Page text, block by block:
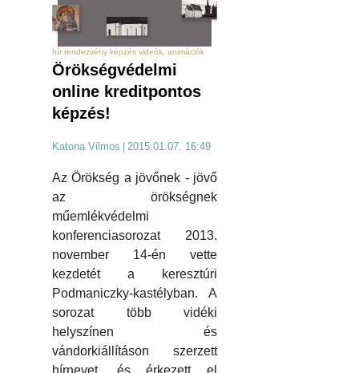
hír rendezvény képzés videók, animációk
Örökségvédelmi
online kreditpontos
képzés!
Katona Vilmos 2015.01.07. 16:49
Az Örökség a jövőnek - jövő
az örökségnek
műemlékvédelmi
konferenciasorozat 2013.
november 14-én vette
kezdetét a keresztúri
Podmaniczky-kastélyban. A
sorozat több vidéki
helyszínen és
vándorkiállításon szerzett